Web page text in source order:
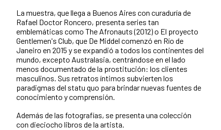
La muestra, que llega a Buenos Aires con curaduría de
Rafael Doctor Roncero, presenta series tan
emblemáticas como The Afronauts (2012) o El proyecto
Gentlemen's Club, que De Middel comenzó en Río de
Janeiro en 2015 y se expandió a todos los continentes del
mundo, excepto Australasia, centrándose en el lado
menos documentado de la prostitución: los clientes
masculinos. Sus retratos íntimos subvierten los
paradigmas del statu quo para brindar nuevas fuentes de
conocimiento y comprensión.
Además de las fotografías, se presenta una colección
con dieciocho libros de la artista.